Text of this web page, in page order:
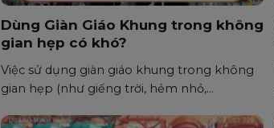
Dùng Giàn Giáo Khung trong không
gian hẹp có khó?
Việc sử dụng giàn giáo khung trong không
gian hẹp (như giếng trời, hẻm nhỏ,...